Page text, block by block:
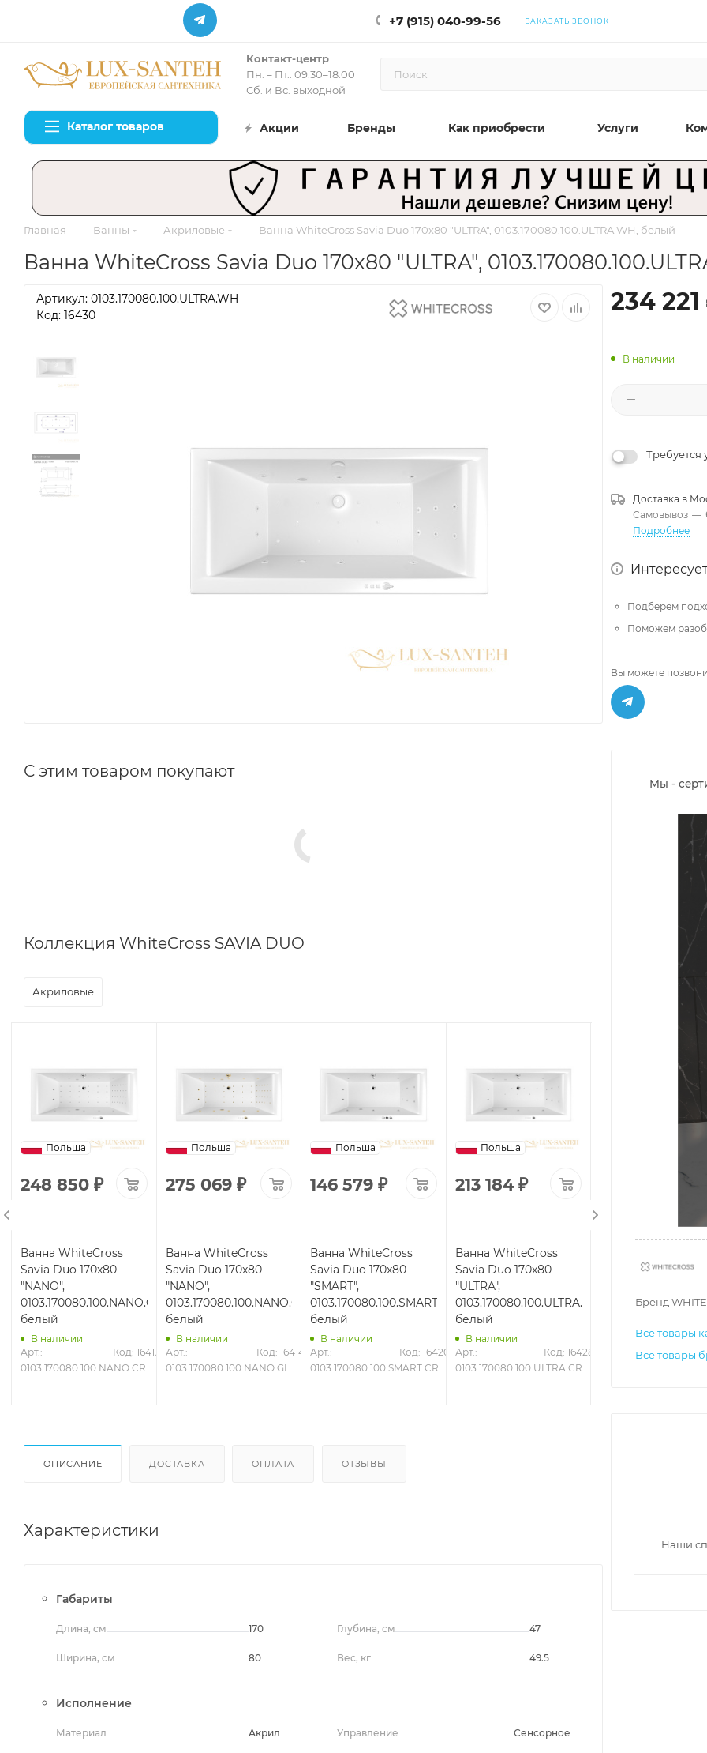
+7 (915) 040-99-56 ЗАКАЗАТЬ ЗВОНОК
Контакт-центр
Пн. – Пт.: 09:30–18:00
Сб. и Вс. выходной
Каталог товаров Акции Бренды Как приобрести Услуги
Главная — Ванны — Акриловые — Ванна WhiteCross Savia Duo 170x80 "ULTRA", 0103.170080.100.ULTRA.WH, белый
Ванна WhiteCross Savia Duo 170x80 "ULTRA",
Артикул: 0103.170080.100.ULTRA.WH
Код: 16430
С этим товаром покупают
Коллекция WhiteCross SAVIA DUO
Акриловые
Польша
248 850 ₽
Ванна WhiteCross
Savia Duo 170x80
"NANO",
0103.170080.100.NANO.CR,
белый
В наличии
Арт.:
0103.170080.100.NANO.CR
Код: 16413
Польша
275 069₽
Ванна WhiteCross
Savia Duo 170x80
"NANO",
0103.170080.100.NANO.GL,
белый
В наличии
Арт.:
0103.170080.100.NANO.GL
Код: 16414
Польша
146 579 ₽
Ванна WhiteCross
Savia Duo 170x80
"SMART",
0103.170080.100.SMART.CR,
белый
В наличии
Арт.:
0103.170080.100.SMART.CR
Код: 16420
Польша
213 184₽
Ванна WhiteCross
Savia Duo 170x80
"ULTRA",
0103.170080.100.ULTRA.CR,
белый
В наличии
Арт.:
0103.170080.100.ULTRA.CR
Код: 16428
Savia Duo 170x80
В наличии
ОПИСАНИЕ ДОСТАВКА ОПЛАТА ОТЗЫВЫ
Характеристики
Габариты
Длина, см 170
Ширина, см 80
Глубина, см 47
Вес, кг 49.5
Исполнение
Материал Акрил Управление Сенсорное
234 221
В наличии
Требуется
Доставка в
Самовывоз —
Подробнее
Подберем
Поможем
Вы можете
Мы -
Бренд
Все товары
Все товары
Наши